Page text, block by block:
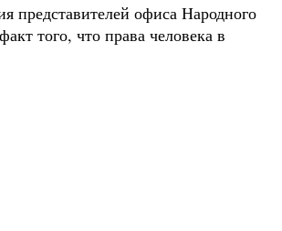
представителей офиса Народного
того, что права человека в